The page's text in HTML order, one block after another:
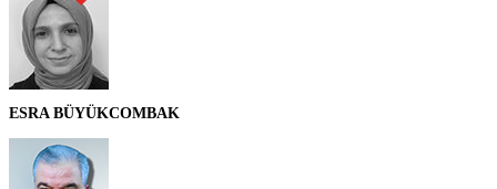
ESRA BÜYÜKCOMBAK